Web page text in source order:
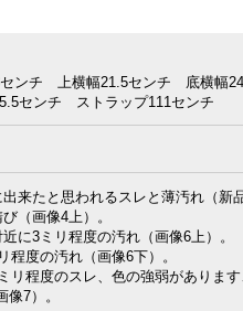
ンチ 上横幅21.5センチ 底横幅24
センチ ストラップ111センチ
来たと思われるスレと薄汚れ（新
（画像4上）。
に3ミリ程度の汚れ（画像6上）。
程度の汚れ（画像6下）。
リ程度のスレ、色の強弱がありま
7）。